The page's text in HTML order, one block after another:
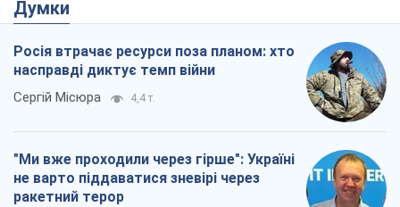
Думки
Росія втрачає ресурси поза планом: хто
насправді диктує темп війни
Сергій Місюра 4,4 т.
"Ми вже проходили через гірше": Україні
не варто піддаватися зневірі через
ракетний терор